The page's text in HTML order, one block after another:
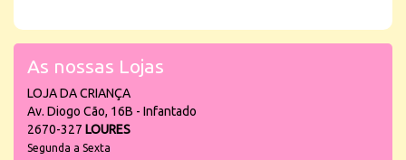
As nossas Lojas
LOJA DA CRIANÇA
Av. Diogo Cão, 16B - Infantado
2670-327 LOURES
Segunda a Sexta